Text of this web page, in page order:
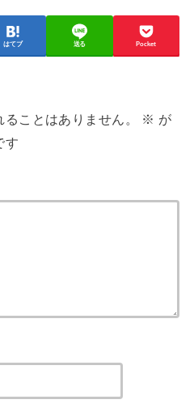
はてブ 送る Pocket
ことはありません。 ※ が
す